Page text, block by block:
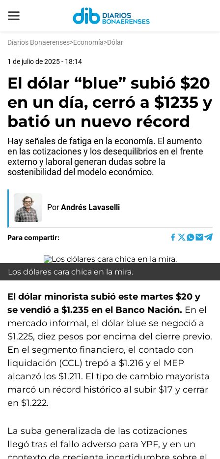
Diarios Bonaerenses>Economía>Dólar
1 de julio de 2025 - 18:14
El dólar “blue” subió $20
en un día, cerró a $1235 y
batió un nuevo récord
Hay señales de fatiga en la economía. El aumento
en las cotizaciones y los desequilibrios en el frente
externo y laboral generan dudas sobre la
sostenibilidad del modelo económico.
Por Andrés Lavaselli
Para compartir:
Los dólares cara chica en la mira.
El dólar minorista subió este martes $20 y
se vendió a $1.235 en el Banco Nación. En el
mercado informal, el dólar blue se negoció a
$1.225, diez pesos por encima del cierre previo.
En el segmento financiero, el contado con
liquidación (CCL) trepó a $1.216 y el MEP
alcanzó los $1.211. El tipo de cambio mayorista
marcó un récord histórico al subir $17 y cerrar
en $1.222.
La suba generalizada de las cotizaciones
llegó tras el fallo adverso para YPF, y en un